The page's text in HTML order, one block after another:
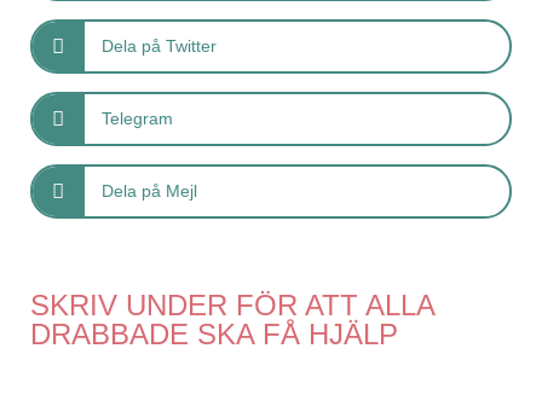
Dela på Twitter
Telegram
Dela på Mejl
SKRIV UNDER FÖR ATT ALLA
DRABBADE SKA FÅ HJÄLP